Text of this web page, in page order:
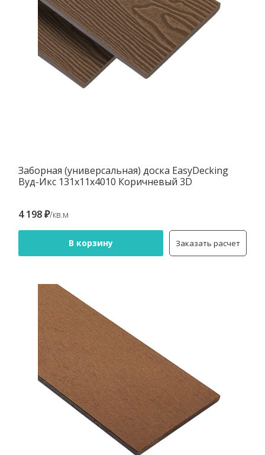
Заборная (универсальная) доска EasyDecking
Вуд-Икс 131х11х4010 Коричневый 3D
4 198 ₽/кв.м
В корзину Заказать расчет